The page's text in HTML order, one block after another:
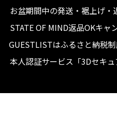
お盆期間中の発送・裾上げ・
STATE OF MIND返品OKキャ
GUESTLISTはふるさと納税制
本人認証サービス「3Dセキ